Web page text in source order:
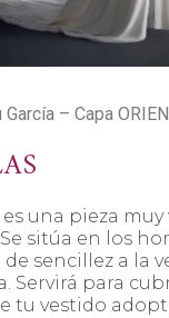
García – Capa
es una pieza muy
sitúa en los
sencillez a la
Servirá para
tu vestido